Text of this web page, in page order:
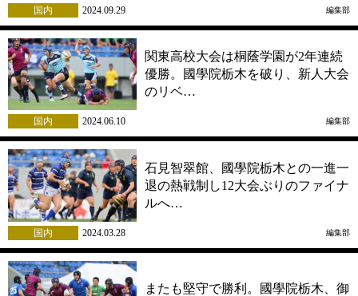
国内 2024.09.29 編集部
関東高校大会は桐蔭学園が2年連続
優勝。國學院栃木を破り、新人大会
のリベ…
国内 2024.06.10 編集部
石見智翠館、國學院栃木との一進一
退の熱戦制し12大会ぶりのファイナ
ルへ…
国内 2024.03.28 編集部
またも堅守で勝利。國學院栃木、御